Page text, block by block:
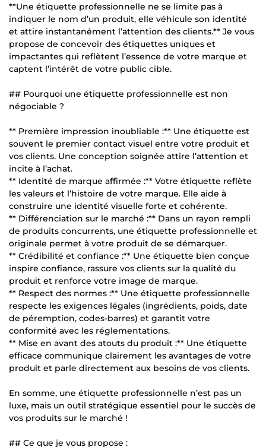
**Une étiquette professionnelle ne se limite pas à
indiquer le nom d’un produit, elle véhicule son identité
et attire instantanément l’attention des clients.** Je vous
propose de concevoir des étiquettes uniques et
impactantes qui reflètent l’essence de votre marque et
captent l’intérêt de votre public cible.
## Pourquoi une étiquette professionnelle est non
négociable ?
** Première impression inoubliable :** Une étiquette est
souvent le premier contact visuel entre votre produit et
vos clients. Une conception soignée attire l’attention et
incite à l’achat.
** Identité de marque affirmée :** Votre étiquette reflète
les valeurs et l’histoire de votre marque. Elle aide à
construire une identité visuelle forte et cohérente.
** Différenciation sur le marché :** Dans un rayon rempli
de produits concurrents, une étiquette professionnelle et
originale permet à votre produit de se démarquer.
** Crédibilité et confiance :** Une étiquette bien conçue
inspire confiance, rassure vos clients sur la qualité du
produit et renforce votre image de marque.
** Respect des normes :** Une étiquette professionnelle
respecte les exigences légales (ingrédients, poids, date
de péremption, codes-barres) et garantit votre
conformité avec les réglementations.
** Mise en avant des atouts du produit :** Une étiquette
efficace communique clairement les avantages de votre
produit et parle directement aux besoins de vos clients.
En somme, une étiquette professionnelle n’est pas un
luxe, mais un outil stratégique essentiel pour le succès de
vos produits sur le marché !
## Ce que je vous propose :